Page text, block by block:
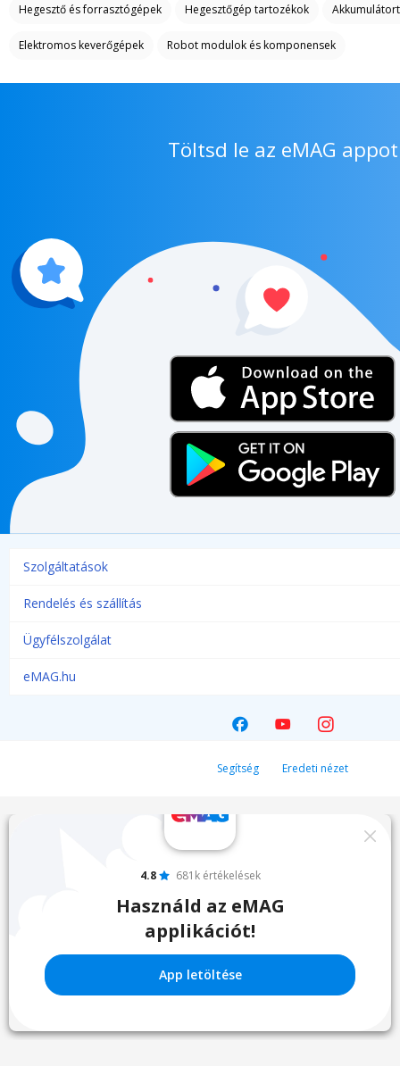
Hegesztő és forrasztógépek Hegesztőgép tartozékok
Elektromos keverőgépek Robot modulok és komponensek
Töltsd le az eMAG appot
Szolgáltatások
Rendelés és szállítás
Ügyfélszolgálat
eMAG.hu
Segítség Eredeti nézet
4.8 681k értékelések
Használd az eMAG
applikációt!
App letöltése